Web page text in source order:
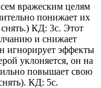
вражеским целям
понижает их
КД: 3с. Этот
и снижает
игнорирует эффекты
уклоняется, он на
повышает свою
КД: 5с.